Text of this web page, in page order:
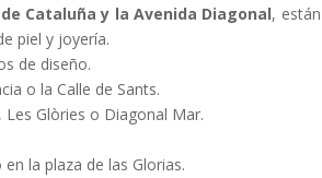
Cataluña y la Avenida Diagonal, están
piel y joyería.
de diseño.
o la Calle de Sants.
Glòries o Diagonal Mar.
la plaza de las Glorias.